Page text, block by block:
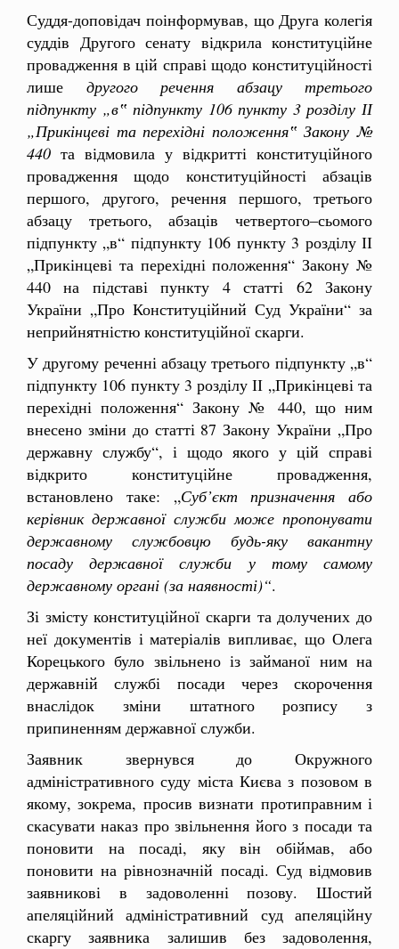
Суддя-доповідач поінформував, що Друга колегія
суддів Другого сенату відкрила конституційне
провадження в цій справі щодо конституційності
лише другого речення абзацу третього
підпункту „в‟ підпункту 106 пункту 3 розділу ІІ
„Прикінцеві та перехідні положення‟ Закону №
440 та відмовила у відкритті конституційного
провадження щодо конституційності абзаців
першого, другого, речення першого, третього
абзацу третього, абзаців четвертого–сьомого
підпункту „в“ підпункту 106 пункту 3 розділу ІІ
„Прикінцеві та перехідні положення“ Закону №
440 на підставі пункту 4 статті 62 Закону
України „Про Конституційний Суд України“ за
неприйнятністю конституційної скарги.
У другому реченні абзацу третього підпункту „в“
підпункту 106 пункту 3 розділу ІІ „Прикінцеві та
перехідні положення“ Закону № 440, що ним
внесено зміни до статті 87 Закону України „Про
державну службу“, і щодо якого у цій справі
відкрито конституційне провадження,
встановлено таке: „Суб’єкт призначення або
керівник державної служби може пропонувати
державному службовцю будь-яку вакантну
посаду державної служби у тому самому
державному органі (за наявності)“.
Зі змісту конституційної скарги та долучених до
неї документів і матеріалів випливає, що Олега
Корецького було звільнено із займаної ним на
державній службі посади через скорочення
внаслідок зміни штатного розпису з
припиненням державної служби.
Заявник звернувся до Окружного
адміністративного суду міста Києва з позовом в
якому, зокрема, просив визнати протиправним і
скасувати наказ про звільнення його з посади та
поновити на посаді, яку він обіймав, або
поновити на рівнозначній посаді. Суд відмовив
заявникові в задоволенні позову. Шостий
апеляційний адміністративний суд апеляційну
скаргу заявника залишив без задоволення,